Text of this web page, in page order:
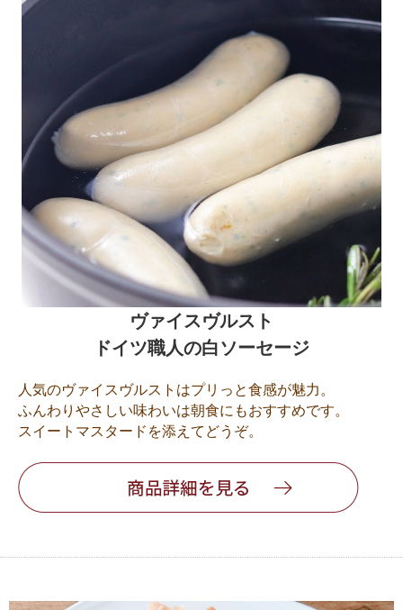
ヴァイスヴルスト
ドイツ職人の白ソーセージ
人気のヴァイスヴルストはプリっと食感が魅力。
ふんわりやさしい味わいは朝食にもおすすめです。
スイートマスタードを添えてどうぞ。